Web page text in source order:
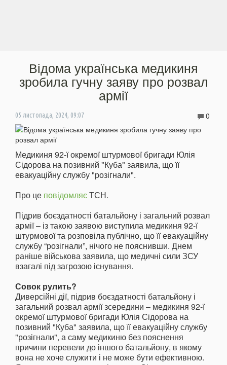
Відома українська медикиня
зробила гучну заяву про розвал
армії
05 листопада, 2024, 09:07 0
Медикиня 92-ї окремої штурмової бригади Юлія
Сідорова на позивний "Куба" заявила, що її
евакуаційну службу "розігнали".
Про це повідомляєТСН.
Підрив боєздатності батальйону і загальний розвал
армії – із такою заявою виступила медикиня 92-ї
штурмової та розповіла публічно, що її евакуаційну
службу “розігнали”, нічого не пояснивши. Днем
раніше військова заявила, що медичні сили ЗСУ
взагалі під загрозою існування.
Совок рулить?
Диверсійні дії, підрив боєздатності батальйону і
загальний розвал армії зсередини – медикиня 92-ї
окремої штурмової бригади Юлія Сідорова на
позивний "Куба" заявила, що її евакуаційну службу
"розігнали", а саму медикиню без пояснення
причини перевели до іншого батальйону, в якому
вона не хоче служити і не може бути ефективною.